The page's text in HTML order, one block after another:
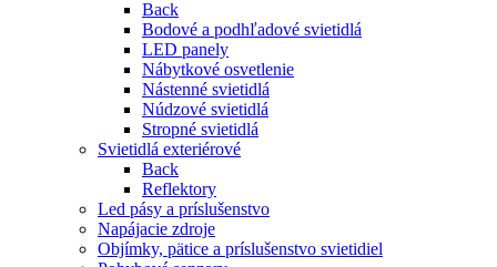
Back
Bodové a podhľadové svietidlá
LED panely
Nábytkové osvetlenie
Nástenné svietidlá
Núdzové svietidlá
Stropné svietidlá
Svietidlá exteriérové
Back
Reflektory
Led pásy a príslušenstvo
Napájacie zdroje
Objímky, pätice a príslušenstvo svietidiel